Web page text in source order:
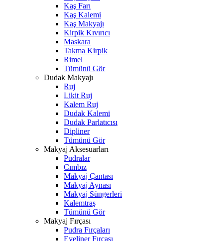
Kaş Farı
Kaş Kalemi
Kaş Makyajı
Kirpik Kıvırıcı
Maskara
Takma Kirpik
Rimel
Tümünü Gör
Dudak Makyajı
Ruj
Likit Ruj
Kalem Ruj
Dudak Kalemi
Dudak Parlatıcısı
Dipliner
Tümünü Gör
Makyaj Aksesuarları
Pudralar
Cımbız
Makyaj Çantası
Makyaj Aynası
Makyaj Süngerleri
Kalemtraş
Tümünü Gör
Makyaj Fırçası
Pudra Fırçaları
Eyeliner Fırçası